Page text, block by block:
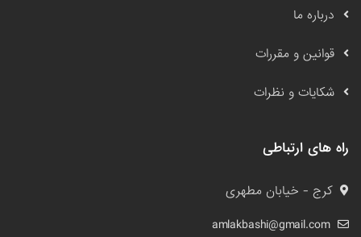
درباره ما
قوانین و مقررات
شکایات و نظرات
راه های ارتباطی
کرج - خیابان مطهری
amlakbashi@gmail.com